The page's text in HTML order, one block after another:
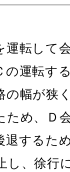
運転して
の運転す
の幅が狭
ため、Ｄ
退するた
し、徐行